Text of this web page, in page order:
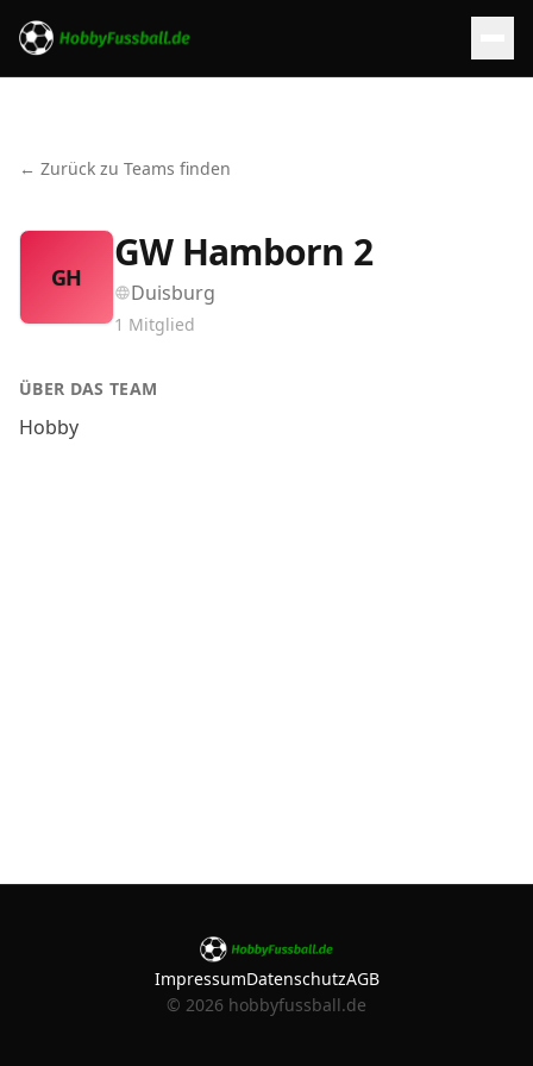
← Zurück zu Teams finden
GH
GW Hamborn 2
Duisburg
1 Mitglied
ÜBER DAS TEAM
Hobby
ImpressumDatenschutzAGB
© 2026 hobbyfussball.de